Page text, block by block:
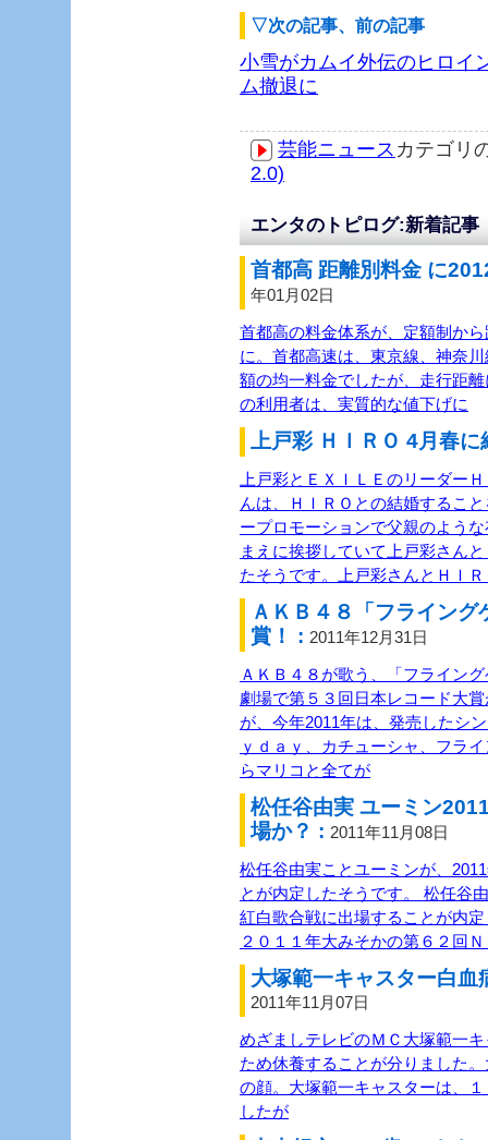
▽次の記事、前の記事
小雪がカムイ外伝のヒロイ
ム撤退に
芸能ニュース カテゴ
2.0)
エンタのトピログ:新着記事
首都高 距離別料金 に
年01月02日
首都高の料金体系が、定額制か
に。首都高速は、東京線、神奈
額の均一料金でしたが、走行距
の利用者は、実質的な値下げに
上戸彩 ＨＩＲＯ 4月春
上戸彩とＥＸＩＬＥのリーダー
んは、ＨＩＲＯとの結婚するこ
ープロモーションで父親のよう
まえに挨拶していて上戸彩さん
たそうです。上戸彩さんとＨＩ
ＡＫＢ４８「フライン
賞！ : 2011年12月31日
ＡＫＢ４８が歌う、「フライン
劇場で第５３回日本レコード大
が、今年2011年は、発売したシ
ｙｄａｙ、カチューシャ、フラ
らマリコと全てが
松任谷由実 ユーミン
場か？ : 2011年11月08日
松任谷由実ことユーミンが、
とが内定したそうです。 松任谷
紅白歌合戦に出場することが内
２０１１年大みそかの第６２回
大塚範一キャスター白血
2011年11月07日
めざましテレビのＭＣ大塚範一
ため休養することが分りました
の顔。大塚範一キャスターは、
したが